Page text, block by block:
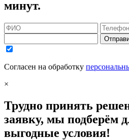
минут.
Согласен на обработку
×
Трудно принять
заявку, мы подберём
выгодные условия!